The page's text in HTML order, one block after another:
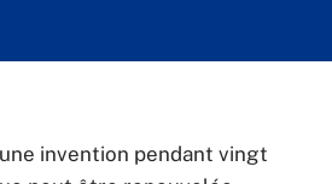
invention pendant vingt